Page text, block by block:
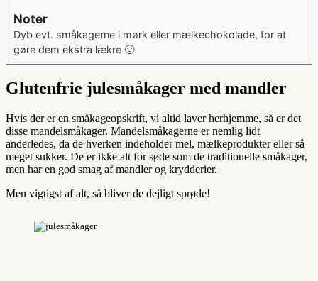
Noter
Dyb evt. småkagerne i mørk eller mælkechokolade, for at
gøre dem ekstra lækre 🙂
Glutenfrie julesmåkager med mandler
Hvis der er en småkageopskrift, vi altid laver herhjemme, så er det
disse mandelsmåkager. Mandelsmåkagerne er nemlig lidt
anderledes, da de hverken indeholder mel, mælkeprodukter eller så
meget sukker. De er ikke alt for søde som de traditionelle småkager,
men har en god smag af mandler og krydderier.
Men vigtigst af alt, så bliver de dejligt sprøde!